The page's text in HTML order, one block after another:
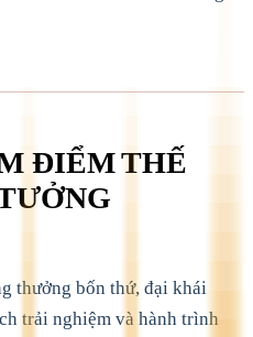
ĐIỂM THẾ
thưởng bốn thứ, đại khái
trải nghiệm và hành trình